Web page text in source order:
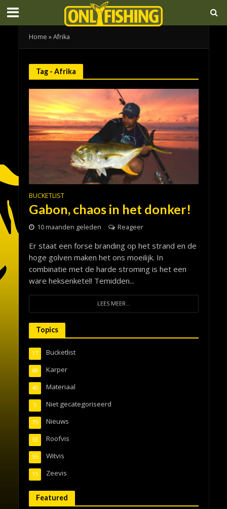
Home »Afrika
Tag - Afrika
BUCKETLIST
Gabon, chaos in het donker!
10 maanden geleden Reageer
Er staat een forse branding op het strand en de
hoge golven maken het ons moeilijk. In
combinatie met de harde stroming is het een
ware heksenketel! Temidden...
LEES MEER...
Topics
Bucketlist
17
Karper
68
Materiaal
40
Niet gecategoriseerd
5
Nieuws
75
Roofvis
53
Witvis
55
Zeevis
15
Featured